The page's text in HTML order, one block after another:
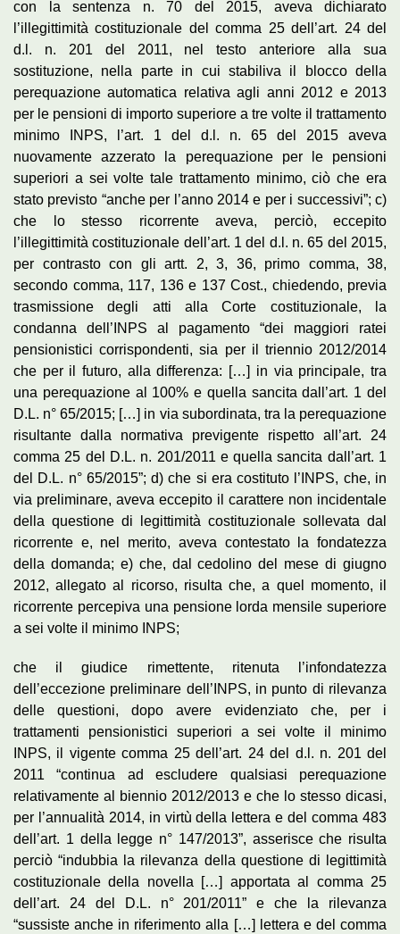
con la sentenza n. 70 del 2015, aveva dichiarato
l’illegittimità costituzionale del comma 25 dell’art. 24 del
d.l. n. 201 del 2011, nel testo anteriore alla sua
sostituzione, nella parte in cui stabiliva il blocco della
perequazione automatica relativa agli anni 2012 e 2013
per le pensioni di importo superiore a tre volte il trattamento
minimo INPS, l’art. 1 del d.l. n. 65 del 2015 aveva
nuovamente azzerato la perequazione per le pensioni
superiori a sei volte tale trattamento minimo, ciò che era
stato previsto “anche per l’anno 2014 e per i successivi”; c)
che lo stesso ricorrente aveva, perciò, eccepito
l’illegittimità costituzionale dell’art. 1 del d.l. n. 65 del 2015,
per contrasto con gli artt. 2, 3, 36, primo comma, 38,
secondo comma, 117, 136 e 137 Cost., chiedendo, previa
trasmissione degli atti alla Corte costituzionale, la
condanna dell’INPS al pagamento “dei maggiori ratei
pensionistici corrispondenti, sia per il triennio 2012/2014
che per il futuro, alla differenza: […] in via principale, tra
una perequazione al 100% e quella sancita dall’art. 1 del
D.L. n° 65/2015; […] in via subordinata, tra la perequazione
risultante dalla normativa previgente rispetto all’art. 24
comma 25 del D.L. n. 201/2011 e quella sancita dall’art. 1
del D.L. n° 65/2015”; d) che si era costituto l’INPS, che, in
via preliminare, aveva eccepito il carattere non incidentale
della questione di legittimità costituzionale sollevata dal
ricorrente e, nel merito, aveva contestato la fondatezza
della domanda; e) che, dal cedolino del mese di giugno
2012, allegato al ricorso, risulta che, a quel momento, il
ricorrente percepiva una pensione lorda mensile superiore
a sei volte il minimo INPS;
che il giudice rimettente, ritenuta l’infondatezza
dell’eccezione preliminare dell’INPS, in punto di rilevanza
delle questioni, dopo avere evidenziato che, per i
trattamenti pensionistici superiori a sei volte il minimo
INPS, il vigente comma 25 dell’art. 24 del d.l. n. 201 del
2011 “continua ad escludere qualsiasi perequazione
relativamente al biennio 2012/2013 e che lo stesso dicasi,
per l’annualità 2014, in virtù della lettera e del comma 483
dell’art. 1 della legge n° 147/2013”, asserisce che risulta
perciò “indubbia la rilevanza della questione di legittimità
costituzionale della novella […] apportata al comma 25
dell’art. 24 del D.L. n° 201/2011” e che la rilevanza
“sussiste anche in riferimento alla […] lettera e del comma